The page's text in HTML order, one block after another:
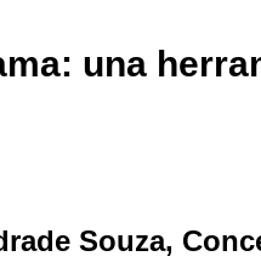
una
Souza,